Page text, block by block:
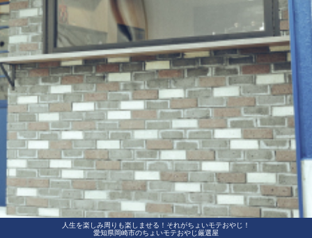
人生を楽しみ周りも楽しませる！それがちょいモテおやじ！
愛知県岡崎市のちょいモテおやじ厳選屋